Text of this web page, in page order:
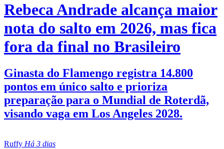
Rebeca Andrade alcança maior
nota do salto em 2026, mas fica
fora da final no Brasileiro
Ginasta do Flamengo registra 14.800
pontos em único salto e prioriza
preparação para o Mundial de Roterdã,
visando vaga em Los Angeles 2028.
Ruffy Há 3 dias